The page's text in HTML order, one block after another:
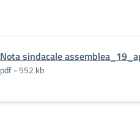
Nota sindacale
pdf - 552 kb